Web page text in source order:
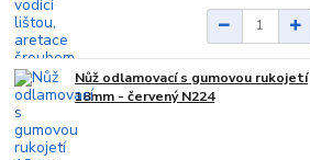
Nůž odlamovací s gumovou rukojetí
18mm - červený N224